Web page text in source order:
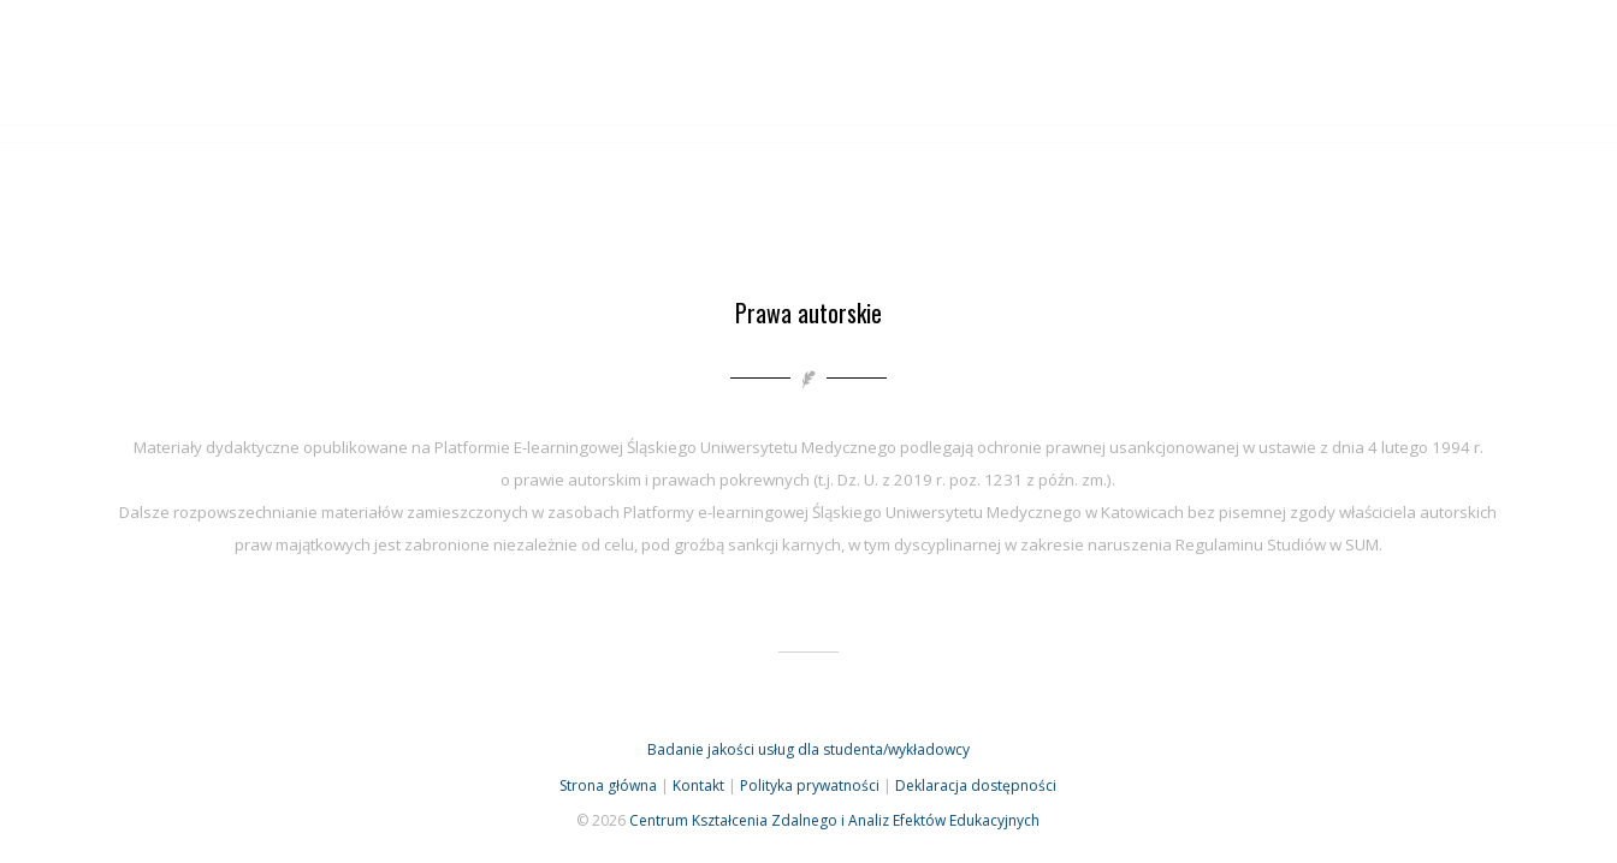
Prawa autorskie
Materiały dydaktyczne opublikowane na Platformie E-learningowej Śląskiego Uniwersytetu Medycznego podlegają ochronie prawnej usankcjonowanej w ustawie z dnia 4 lutego 1994 r.
o prawie autorskim i prawach pokrewnych (t.j. Dz. U. z 2019 r. poz. 1231 z późn. zm.).
Dalsze rozpowszechnianie materiałów zamieszczonych w zasobach Platformy e-learningowej Śląskiego Uniwersytetu Medycznego w Katowicach bez pisemnej zgody właściciela autorskich
praw majątkowych jest zabronione niezależnie od celu, pod groźbą sankcji karnych, w tym dyscyplinarnej w zakresie naruszenia Regulaminu Studiów w SUM.
Badanie jakości usług dla studenta/wykładowcy
Strona główna |Kontakt |Polityka prywatności |Deklaracja dostępności
© 2026 Centrum Kształcenia Zdalnego i Analiz Efektów Edukacyjnych